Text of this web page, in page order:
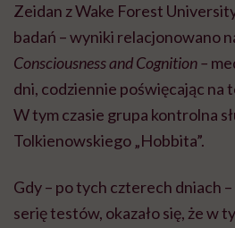
Zeidan z Wake Forest
badań – wyniki relacjonowano
Consciousness and Cognition –
dni, codziennie poświęcając na
W tym czasie grupa kontrolna
Tolkienowskiego „Hobbita”.
Gdy – po tych czterech dniach
serię testów, okazało się, że w